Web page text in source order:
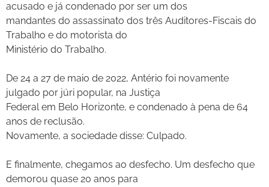
acusado e já condenado por ser um dos
mandantes do assassinato dos três Auditores-Fiscais do
Trabalho e do motorista do
Ministério do Trabalho.
De 24 a 27 de maio de 2022, Antério foi novamente
julgado por júri popular, na Justiça
Federal em Belo Horizonte, e condenado à pena de 64
anos de reclusão.
Novamente, a sociedade disse: Culpado.
E finalmente, chegamos ao desfecho. Um desfecho que
demorou quase 20 anos para